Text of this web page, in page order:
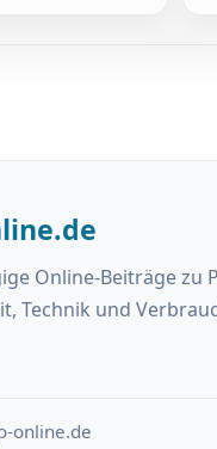
Online-Beiträge zu
Technik und
online.de